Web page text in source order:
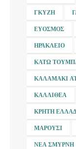
ΓΚΎΖΗ
ΕΎΟΣΜΟΣ
ΗΡΆΚΛΕΙΟ
ΚΆΤΩ
ΚΑΛΑΜΆΚΙ
ΚΑΛΛΙΘΈΑ
ΚΡΉΤΗ
ΜΑΡΟΎΣΙ
ΝΈΑ ΣΜΎΡΝΗ